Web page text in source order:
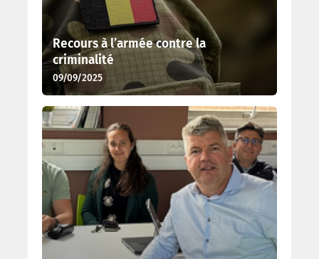
Recours à l’armée contre la
criminalité
09/09/2025